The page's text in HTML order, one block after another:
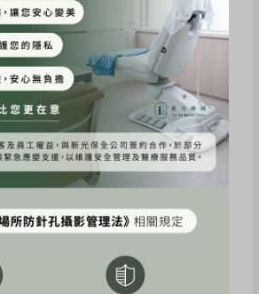
流失，保濕能力也是快速下跌📉
老。
的姐妹們真的要提早做好保養
fju13month.veronica